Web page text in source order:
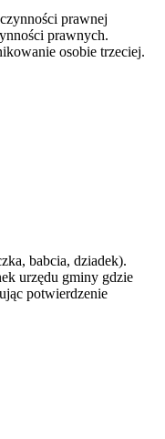
prawnej
prawnych.
osobie trzeciej.
babcia, dziadek).
urzędu gminy gdzie
potwierdzenie